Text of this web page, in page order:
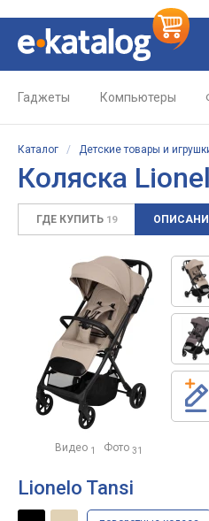
Гаджеты Компьютеры
Каталог / Детские товары и
Коляска
ГДЕ КУПИТЬ 19
Видео 1 Фото 31
Lionelo Tansi